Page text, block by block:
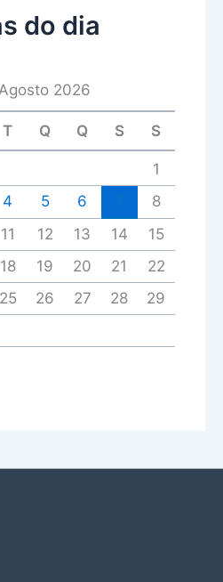
do dia
2026
T Q Q S S
1
4 5 6
8
11 12 13 14
15
18 19 20 21
22
25 26 27 28
29